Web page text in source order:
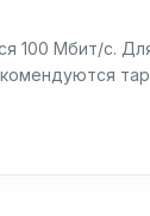
100 Мбит/с.